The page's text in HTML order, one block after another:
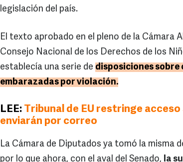
legislación del país.
El texto aprobado en el pleno de la Cámara
Consejo Nacional de los Derechos de los
establecía una serie de disposiciones sobre
embarazadas por violación.
LEE: Tribunal de EU restringe
enviarán por correo
La Cámara de Diputados ya tomó la misma
por lo que ahora, con el aval del Senado, la